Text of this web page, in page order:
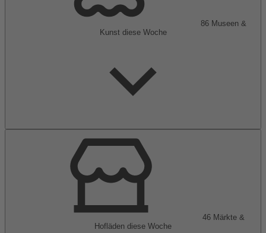
86 Museen &
Kunst diese Woche
46 Märkte &
Hofläden diese Woche